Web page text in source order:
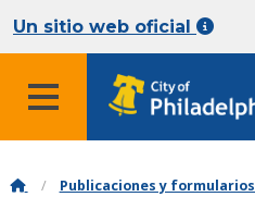
Un sitio web oficial
Publicaciones y formularios